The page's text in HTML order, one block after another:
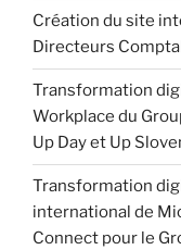
Création du site
Directeurs
Transformation
Workplace du
Up Day et Up
Transformation
international de
Connect pour le